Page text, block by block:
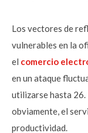
Los vectores de
vulnerables en la
el comercio
en un ataque
utilizarse hasta 26.
obviamente, el
productividad.